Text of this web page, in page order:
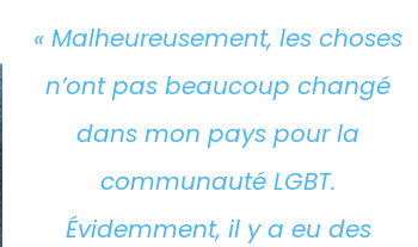
« Malheureusement, les choses
n’ont pas beaucoup changé
dans mon pays pour la
communauté LGBT.
Évidemment, il y a eu des